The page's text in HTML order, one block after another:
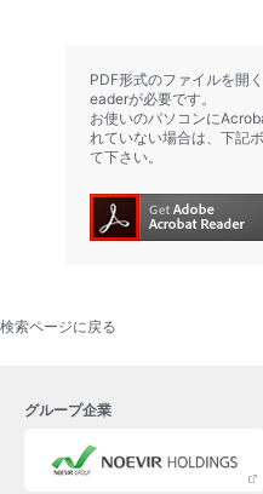
PDF形式のファイルを開
eaderが必要です。
お使いのパソコンに
れていない場合は、下記
て下さい。
検索ページに戻る
グループ企業